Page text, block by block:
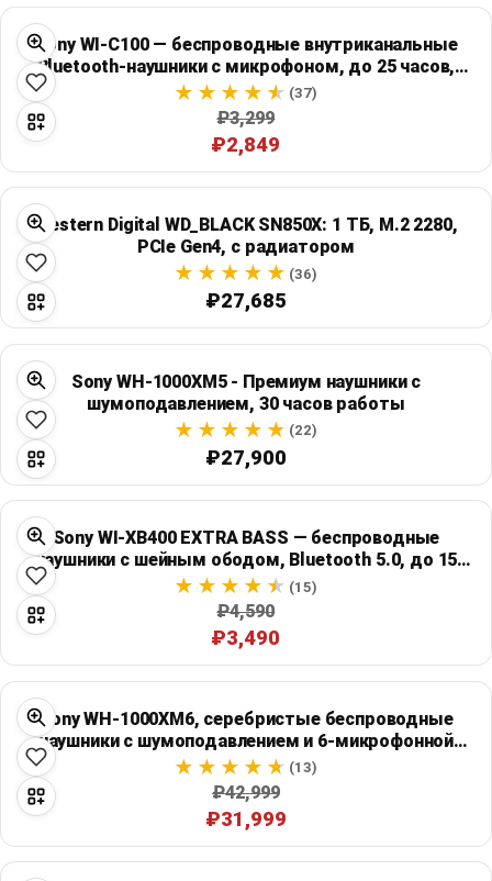
Sony WI-C100 — беспроводные внутриканальные
Bluetooth-наушники с микрофоном, до 25 часов,
IPX4
(37)
₽3,299
₽2,849
Western Digital WD_BLACK SN850X: 1 ТБ, M.2 2280,
PCIe Gen4, с радиатором
(36)
₽27,685
Sony WH-1000XM5 - Премиум наушники с
шумоподавлением, 30 часов работы
(22)
₽27,900
Sony WI-XB400 EXTRA BASS — беспроводные
наушники с шейным ободом, Bluetooth 5.0, до 15
часов
(15)
₽4,590
₽3,490
Sony WH-1000XM6, серебристые беспроводные
наушники с шумоподавлением и 6-микрофонной
системой (13)
₽42,999
₽31,999